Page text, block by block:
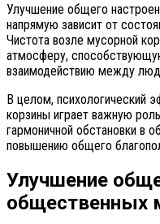
Улучшение общего
напрямую зависит от
Чистота возле мусорной
атмосферу,
взаимодействию между
В целом, психологический
корзины играет важную
гармоничной обстановки в
повышению общего
Улучшение
общественных